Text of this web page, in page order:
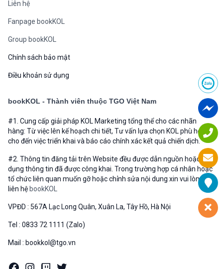
Liên hệ
Fanpage bookKOL
Group bookKOL
Chính sách bảo mật
Điều khoản sử dụng
bookKOL - Thành viên thuộc TGO Việt Nam
#1. Cung cấp giải pháp KOL Marketing tổng thể cho các nhãn
hàng: Từ việc lên kế hoạch chi tiết, Tư vấn lựa chọn KOL phù hợp
cho đến việc triển khai và báo cáo chính xác kết quả chiến dịch.
#2. Thông tin đăng tải trên Website đều được dẫn nguồn hoặc sử
dụng thông tin đã được công khai. Trong trường hợp cá nhân hoặc
tổ chức liên quan muốn gỡ hoặc chỉnh sửa nội dung xin vui lòng
liên hệ bookKOL
VPĐD : 567A Lạc Long Quân, Xuân La, Tây Hồ, Hà Nội
Tel : 0833 72 1111 (Zalo)
Mail : bookkol@tgo.vn